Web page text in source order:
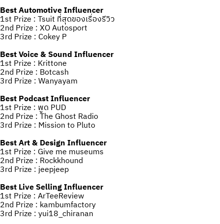
Best Automotive Influencer
1st Prize : Tsuit ที่สุดของเรื่องรีวิว
2nd Prize : XO Autosport
3rd Prize : Cokey P
Best Voice & Sound Influencer
1st Prize : Krittone
2nd Prize : Botcash
3rd Prize : Wanyayam
Best Podcast Influencer
1st Prize : พูด PUD
2nd Prize : The Ghost Radio
3rd Prize : Mission to Pluto
Best Art & Design Influencer
1st Prize : Give me museums
2nd Prize : Rockkhound
3rd Prize : jeepjeep
Best Live Selling Influencer
1st Prize : ArTeeReview
2nd Prize : kambumfactory
3rd Prize : yui18_chiranan